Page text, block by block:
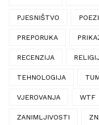
PJESNIŠTVO
PREPORUKA
RECENZIJA
TEHNOLOGIJA
VJEROVANJA WTF
ZANIMLJIVOSTI